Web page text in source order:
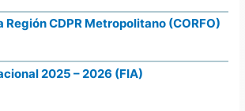
Región CDPR Metropolitano (CORFO)
2025 – 2026 (FIA)